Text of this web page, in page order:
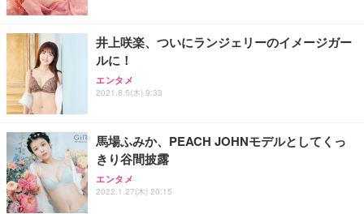
井上咲楽、ついにランジェリーのイメージガー
ルに！
エンタメ
2021.8.5(木) 9:33
馬場ふみか、PEACH JOHNモデルとしてくっ
きり谷間披露
エンタメ
2022.1.27(木) 20:15